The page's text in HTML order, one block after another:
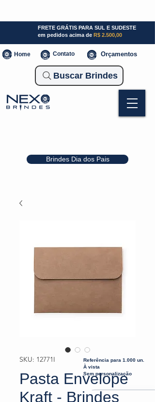
Brindes Dia dos Pais
FRETE GRÁTIS PARA SUL E SUDESTE
em pedidos acima de R$ 2.500,00
Home Contato Orçamentos
Buscar Brindes
SKU: 12771I
Pasta Envelope
Kraft - Brindes
Referência para 1.000 un.
À vista
Sem personalização